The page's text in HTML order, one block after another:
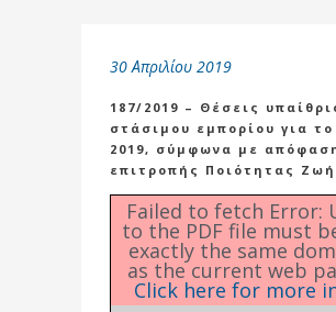
30 Απριλίου 2019
187/2019 – Θέσεις
στάσιμου εμπορίου για το
2019, σύμφωνα με
επιτροπής Ποιότητας
Failed to fetch Error:
to the PDF file must
exactly the same
as the current web
Click here for more